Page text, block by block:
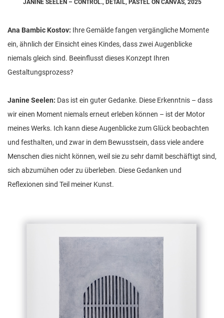
JANINE SEELEN – CONTROL., DETAIL, PASTEL ON CANVAS, 2025
Ana Bambic Kostov: Ihre Gemälde fangen vergängliche Momente
ein, ähnlich der Einsicht eines Kindes, dass zwei Augenblicke
niemals gleich sind. Beeinflusst dieses Konzept Ihren
Gestaltungsprozess?
Janine Seelen: Das ist ein guter Gedanke. Diese Erkenntnis – dass
wir einen Moment niemals erneut erleben können – ist der Motor
meines Werks. Ich kann diese Augenblicke zum Glück beobachten
und festhalten, und zwar in dem Bewusstsein, dass viele andere
Menschen dies nicht können, weil sie zu sehr damit beschäftigt sind,
sich abzumühen oder zu überleben. Diese Gedanken und
Reflexionen sind Teil meiner Kunst.